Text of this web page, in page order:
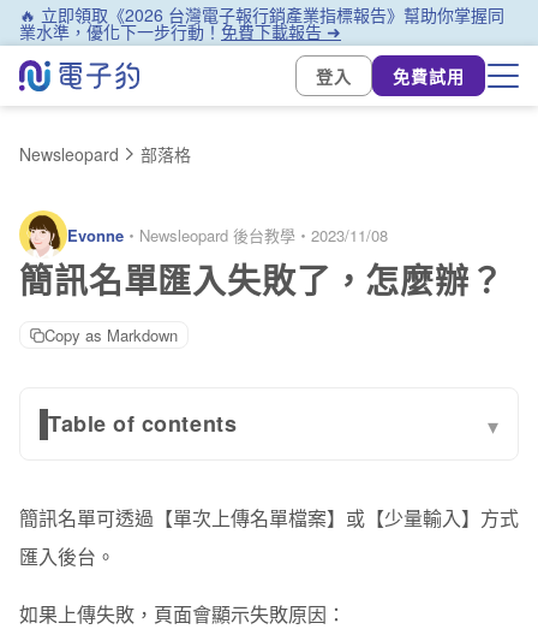
🔥 立即領取《2026 台灣電子報行銷產業指標報告》幫助你掌握同
業水準，優化下一步行動！免費下載報告 ➜
登入
免費試用
Newsleopard 部落格
Evonne ・ Newsleopard 後台教學 ・ 2023/11/08
簡訊名單匯入失敗了，怎麼辦？
Copy as Markdown
Table of contents ▾
二、部分名單失敗
簡訊名單可透過【單次上傳名單檔案】或【少量輸入】方式
匯入後台。
如果上傳失敗，頁面會顯示失敗原因：